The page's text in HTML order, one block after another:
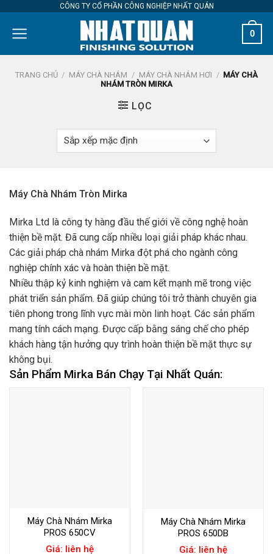
content
CÔNG TY CỔ PHẦN CÔNG NGHIỆP NHẤT QUÁN
0
TRANG CHỦ / MÁY CHÀ NHÁM / MÁY CHÀ NHÁM HƠI / MÁY CHÀ
NHÁM TRÒN MIRKA
LỌC
Máy Chà Nhám Tròn Mirka
Mirka Ltd là công ty hàng đầu thế giới về công nghệ hoàn
thiện bề mặt. Đã cung cấp nhiều loại giải pháp khác nhau.
Các giải pháp chà nhám Mirka đột phá cho ngành công
nghiệp chính xác và hoàn thiện bề mặt.
Nhiều thập kỷ kinh nghiệm và cam kết mạnh mẽ trong việc
phát triển sản phẩm. Đã giúp chúng tôi trở thành chuyên gia
tiên phong trong lĩnh vực mài mòn linh hoạt. Các sản phẩm
mang tính cách mạng. Được cấp bằng sáng chế cho phép
khách hàng tận hưởng quy trình hoàn thiện bề mặt thực sự
không bụi.
Sản Phẩm Mirka Bán Chạy Tại Nhất Quán:
Máy Chà Nhám Mirka
PROS 650CV
Giá: liên hệ
Máy Chà Nhám Mirka
PROS 650DB
Giá: liên hệ